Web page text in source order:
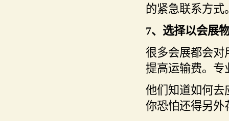
的紧急联系方式
7、选择以会展
很多会展都会对
提高运输费。专
他们知道如何去
你恐怕还得另外